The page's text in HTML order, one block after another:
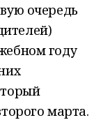
очередь
году
марта.